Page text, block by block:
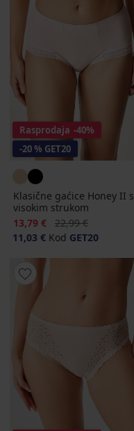
Rasprodaja -40%
-20 % GET20
Klasične gaćice Honey II s
visokim strukom
Popust
13,79 € Prvobitna cijena
22,99 €
11,03 € Kod GET20